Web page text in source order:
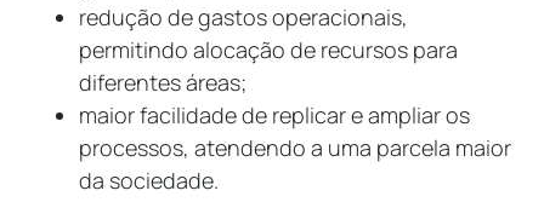
redução de gastos operacionais,
permitindo alocação de recursos para
diferentes áreas;
maior facilidade de replicar e ampliar os
processos, atendendo a uma parcela maior
da sociedade.